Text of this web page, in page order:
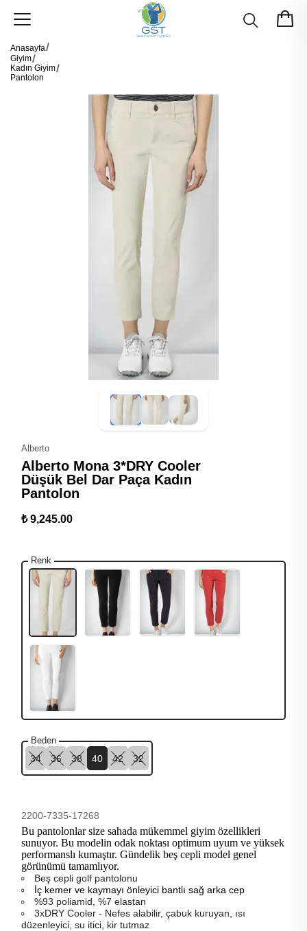
Anasayfa
Giyim
Kadın Giyim
Pantolon
Alberto
Alberto Mona 3*DRY Cooler
Düşük Bel Dar Paça Kadın
Pantolon
₺ 9,245.00
Renk
Beden
34 36 38 40 42 32
2200-7335-17268
Bu pantolonlar size sahada mükemmel giyim özellikleri
sunuyor. Bu modelin odak noktası optimum uyum ve yüksek
performanslı kumaştır. Gündelik beş cepli model genel
görünümü tamamlıyor.
Beş cepli golf pantolonu
İç kemer ve kaymayı önleyici bantlı sağ arka cep
%93 poliamid, %7 elastan
3xDRY Cooler - Nefes alabilir, çabuk kuruyan, ısı
düzenleyici, su itici, kir tutmaz